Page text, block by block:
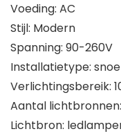
Voeding: AC
Stijl: Modern
Spanning: 90-260V
Installatietype:
Verlichtingsbereik:
Aantal lichtbronnen:
Lichtbron: